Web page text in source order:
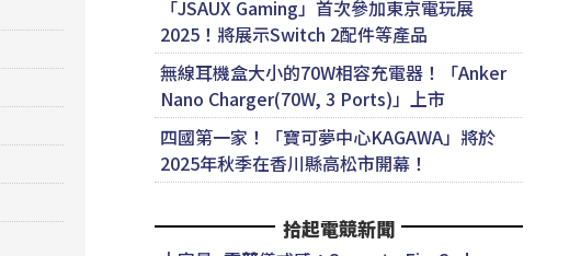
「​JSAUX Gaming」首次參加東京電玩展
2025！將展示Switch 2配件等產品
無線耳機盒大小的70W相容充電器！「Anker
Nano Charger(70W, 3 Ports)」上市
四國第一家！「寶可夢中心KAGAWA」將於
2025年秋季在香川縣高松市開幕！
拾起電競新聞